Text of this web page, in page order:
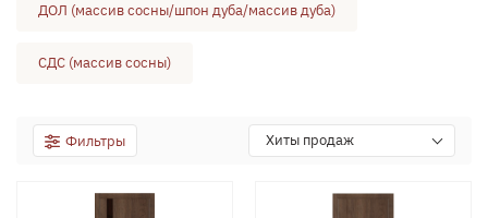
ДОЛ (массив сосны/шпон дуба/массив дуба)
СДС (массив сосны)
Фильтры Хиты продаж